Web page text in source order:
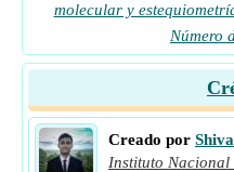
molecular y
Número
Creado por
Instituto Nacional